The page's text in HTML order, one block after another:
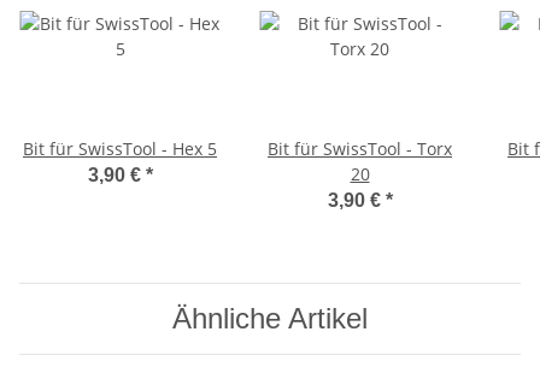
Bit für SwissTool - Hex 5
3,90 € *
Bit für SwissTool - Torx
20
3,90 € *
Bit
Ähnliche Artikel